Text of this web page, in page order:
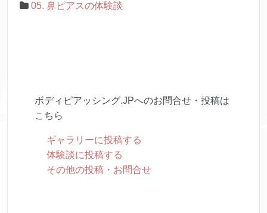
05. 鼻ピアスの体験談
ボディピアッシング.JPへのお問合せ・投稿は
こちら
ギャラリーに投稿する
体験談に投稿する
その他の投稿・お問合せ